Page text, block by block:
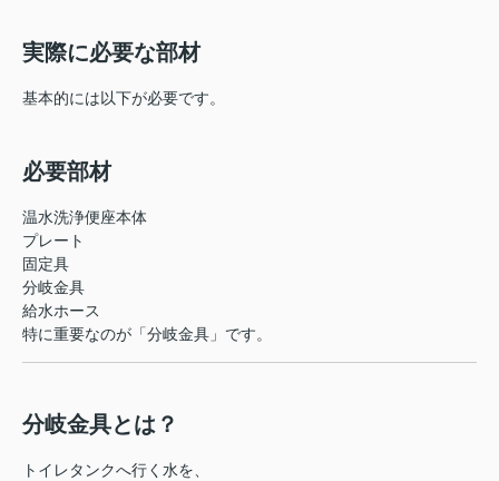
実際に必要な部材
基本的には以下が必要です。
必要部材
温水洗浄便座本体
プレート
固定具
分岐金具
給水ホース
特に重要なのが「分岐金具」です。
分岐金具とは？
トイレタンクへ行く水を、